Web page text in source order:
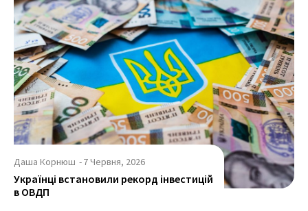
Даша Корнюш -7 Червня, 2026
Українці встановили рекорд інвестицій
в ОВДП